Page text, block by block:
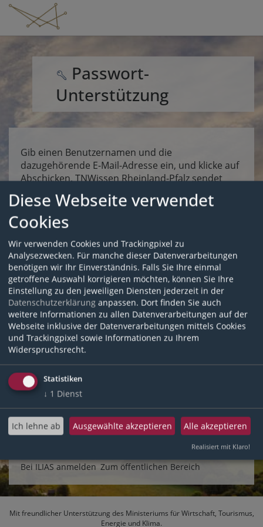
Passwort-
Unterstützung
Gib einen Benutzernamen und die
dazugehörende E-Mail-Adresse ein, und klicke auf
Abschicken. TNWissen Rheinland-Pfalz sendet
eine E-Mail an diese Adresse. Die E-Mail enthält
eine Adresse zu einer Webseite, mit der du ein
neues Passwort für das Benutzerkonto eingeben
kannst. Falls dumit dieser Funktion dein Passwort
nicht setzen kannst, benachrichtige bitte deine
Kursleitung oder sende eine E-Mail an
system.tnwissen-rlp@tourismusnetzwerk.info
Anmeldename*
E-Mail*
Erforderliche Angabe
Speichern
Bei ILIAS anmelden Zum öffentlichen Bereich
Mit freundlicher Unterstützung des Ministeriums für Wirtschaft, Tourismus,
Energie und Klima.
Diese Webseite verwendet
Cookies
Wir verwenden Cookies und Trackingpixel zu
Analysezwecken. Für manche dieser Datenverarbeitungen
benötigen wir Ihr Einverständnis. Falls Sie Ihre einmal
getroffene Auswahl korrigieren möchten, können Sie Ihre
Einstellung zu den jeweiligen Diensten jederzeit in der
Datenschutzerklärung anpassen. Dort finden Sie auch
weitere Informationen zu allen Datenverarbeitungen auf der
Webseite inklusive der Datenverarbeitungen mittels Cookies
und Trackingpixel sowie Informationen zu Ihrem
Widerspruchsrecht.
Statistiken
↓ 1 Dienst
Ich lehne ab Ausgewählte akzeptieren Alle akzeptieren
Realisiert mit Klaro!